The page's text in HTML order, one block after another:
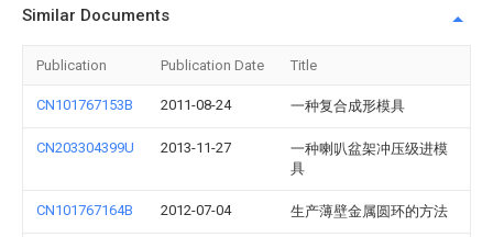
Similar Documents
Publication Publication Date Title
CN101767153B 2011-08-24 一种复合成形模具
CN203304399U 2013-11-27
一种喇叭盆架冲压级进模
具
CN101767164B 2012-07-04 生产薄壁金属圆环的方法